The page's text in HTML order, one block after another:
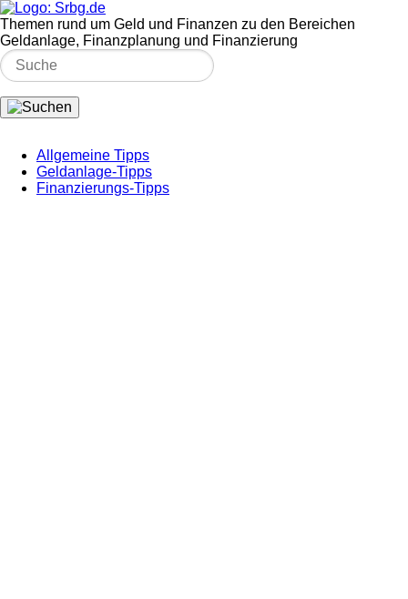
Themen rund um Geld und Finanzen zu den Bereichen
Geldanlage, Finanzplanung und Finanzierung
Allgemeine Tipps
Geldanlage-Tipps
Finanzierungs-Tipps